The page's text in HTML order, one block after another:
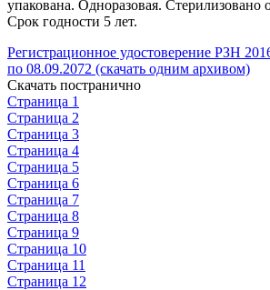
упакована. Одноразовая. Стерилизовано
Срок годности 5 лет.
Регистрационное удостоверение РЗН
по 08.09.2072 (скачать одним архивом)
Скачать постранично
Страница 1
Страница 2
Страница 3
Страница 4
Страница 5
Страница 6
Страница 7
Страница 8
Страница 9
Страница 10
Страница 11
Страница 12